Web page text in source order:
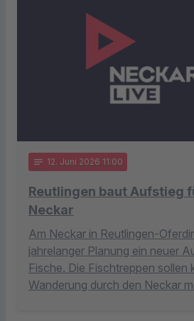
notes 12. Juni 2026 11:00
Reutlingen baut Aufstieg
Neckar
Am Neckar in Reutlingen-
jahrelanger Planung ein neuer
Fische. Die Fischtreppen sollen
Wanderung durch den Neckar